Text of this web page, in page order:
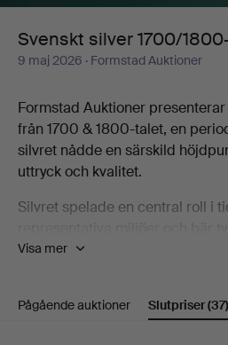
Svenskt silver 1700/
9 maj 2026 · Formstad Auktioner
Formstad Auktioner
från 1700 & 1800-talet, en
silvret nådde en särskild
uttryck och kvalitet.
Silvret spelade en central roll i
periodens stilideal, från
mest betydande svenska
Visa mer
Pågående auktioner Slutpriser(37)